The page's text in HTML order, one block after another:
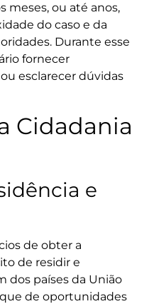
meses, ou até anos,
do caso e da
Durante esse
fornecer
esclarecer dúvidas
Cidadania
e
de obter a
de residir e
dos países da União
de oportunidades